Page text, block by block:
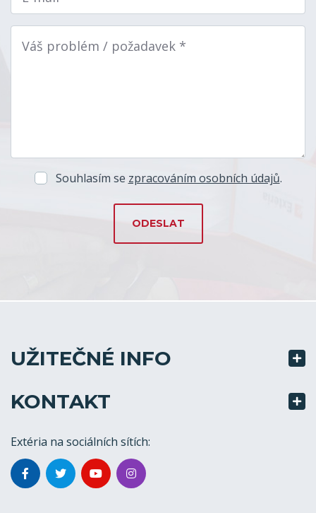
Váš problém / požadavek *
Souhlasím se zpracováním osobních údajů.
UŽITEČNÉ INFO
KONTAKT
Extéria na sociálních sítích: